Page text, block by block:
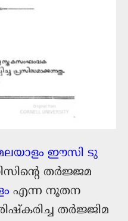
ഈസി ടു
തർജ്ജമ
എന്ന നൂതന
തർജ്ജിമ